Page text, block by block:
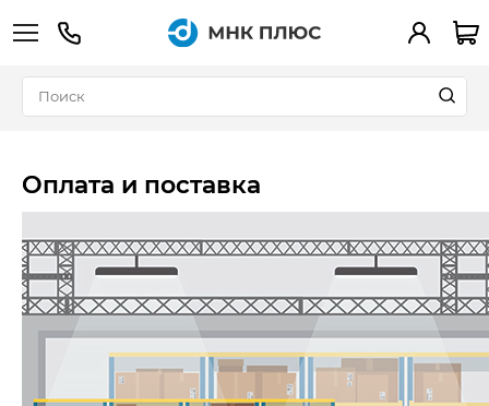
+7 (495) 783-90-39 Вход
Оплата и поставка